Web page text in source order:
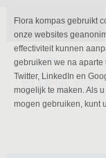
Flora kompas gebruikt
onze websites
effectiviteit kunnen
gebruiken we na aparte
Twitter, LinkedIn en
mogelijk te maken. Als
mogen gebruiken, kunt